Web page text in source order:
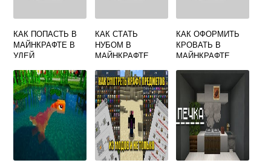
КАК ПОПАСТЬ В
МАЙНКРАФТЕ В
УЛЕЙ
КАК СТАТЬ
НУБОМ В
МАЙНКРАФТЕ
КАК ОФОРМИТЬ
КРОВАТЬ В
МАЙНКРАФТЕ